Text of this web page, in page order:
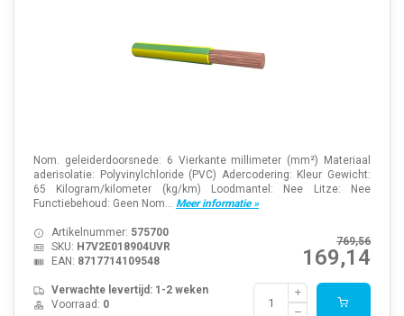
Nom. geleiderdoorsnede: 6 Vierkante millimeter (mm²) Materiaal
aderisolatie: Polyvinylchloride (PVC) Adercodering: Kleur Gewicht:
65 Kilogram/kilometer (kg/km) Loodmantel: Nee Litze: Nee
Functiebehoud: Geen Nom... Meer informatie »
769,56
169,14
Artikelnummer: 575700
SKU: H7V2E018904UVR
EAN: 8717714109548
Verwachte levertijd: 1-2 weken
Voorraad: 0